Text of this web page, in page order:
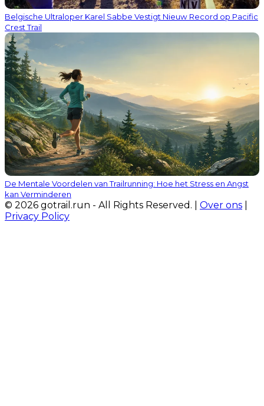
Belgische Ultraloper Karel Sabbe Vestigt Nieuw Record op Pacific
Crest Trail
De Mentale Voordelen van Trailrunning: Hoe het Stress en Angst
kan Verminderen
© 2026 gotrail.run - All Rights Reserved. | Over ons
Privacy Policy